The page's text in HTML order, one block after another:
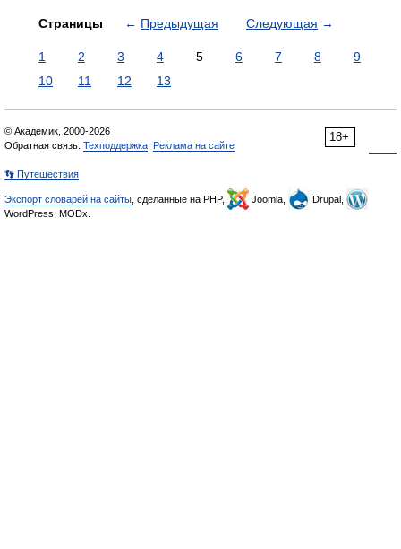
Страницы ← Предыдущая Следующая →
1 2 3 4 5 6 7 8
9
10
11 12 13
18+
© Академик, 2000-2026
Обратная связь: Техподдержка Реклама на сайте
👣 Путешествия
Экспорт словарей на сайты , сделанные на PHP, Joomla,
Drupal,
WordPress, MODx.